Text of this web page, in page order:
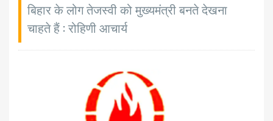
बिहार के लोग तेजस्वी को मुख्यमंत्री बनते देखना
चाहते हैं : रोहिणी आचार्य